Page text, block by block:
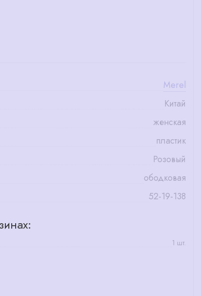
Merel
Китай
женская
пластик
Розовый
ободковая
52-19-138
1 шт.